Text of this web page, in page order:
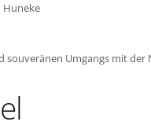
Huneke
souveränen Umgangs mit